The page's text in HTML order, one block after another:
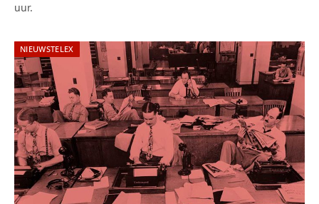
uur.
NIEUWSTELEX